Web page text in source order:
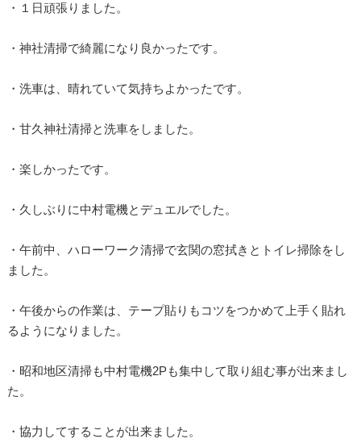
・１日頑張りました。
・神社清掃で綺麗になり良かったです。
・洗車は、晴れていて気持ちよかったです。
・甘久神社清掃と洗車をしました。
・楽しかったです。
・久しぶりに中村電機とデュエルでした。
・午前中、ハローワーク清掃で玄関の窓拭きとトイレ掃除をし
ました。
・午後からの作業は、テープ貼りもコツをつかめて上手く貼れ
るようになりました。
・昭和地区清掃も中村電機2Pも集中して取り組む事が出来まし
た。
・協力してすることが出来ました。